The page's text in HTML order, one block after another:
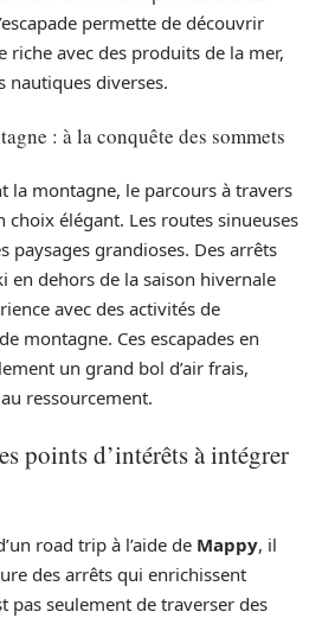
permette de découvrir
riche avec des produits de la mer,
nautiques diverses.
: à la conquête des sommets
la montagne, le parcours à travers
choix élégant. Les routes sinueuses
paysages grandioses. Des arrêts
en dehors de la saison hivernale
avec des activités de
montagne. Ces escapades en
un grand bol d’air frais,
ressourcement.
points d’intérêts à intégrer
road trip à l’aide de Mappy, il
des arrêts qui enrichissent
pas seulement de traverser des